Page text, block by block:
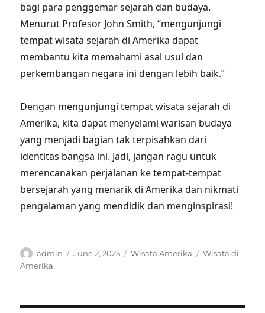
bagi para penggemar sejarah dan budaya.
Menurut Profesor John Smith, “mengunjungi
tempat wisata sejarah di Amerika dapat
membantu kita memahami asal usul dan
perkembangan negara ini dengan lebih baik.”
Dengan mengunjungi tempat wisata sejarah di
Amerika, kita dapat menyelami warisan budaya
yang menjadi bagian tak terpisahkan dari
identitas bangsa ini. Jadi, jangan ragu untuk
merencanakan perjalanan ke tempat-tempat
bersejarah yang menarik di Amerika dan nikmati
pengalaman yang mendidik dan menginspirasi!
Author
admin
Posted
June 2, 2025 Categories
Wisata Amerika Tags
Wisata di
Amerika